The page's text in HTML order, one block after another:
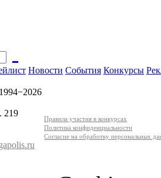
Новости События Конкурсы
219
Правила участия в конкурсах
Политика конфиденциальности
Согласие на обработку персональных